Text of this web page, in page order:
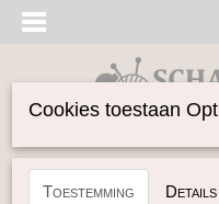
Inloggen Registreren
Cookies toestaan
Toestemming Details